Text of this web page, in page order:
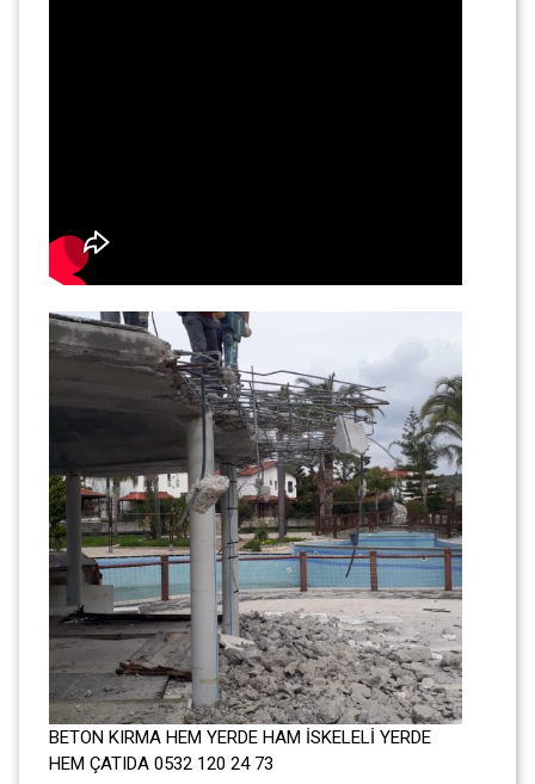
BETON KIRMA HEM YERDE HAM İSKELELİ YERDE
HEM ÇATIDA 0532 120 24 73